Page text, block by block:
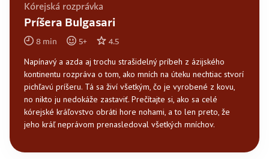
Kórejská rozprávka
Príšera Bulgasari
8 min 5+ 4.5
Napínavý a azda aj trochu strašidelný príbeh z ázijského
kontinentu rozpráva o tom, ako mních na úteku nechtiac stvorí
pichľavú príšeru. Tá sa živí všetkým, čo je vyrobené z kovu,
no nikto ju nedokáže zastaviť. Prečítajte si, ako sa celé
kórejské kráľovstvo obráti hore nohami, a to len preto, že
jeho kráľ neprávom prenasledoval všetkých mníchov.